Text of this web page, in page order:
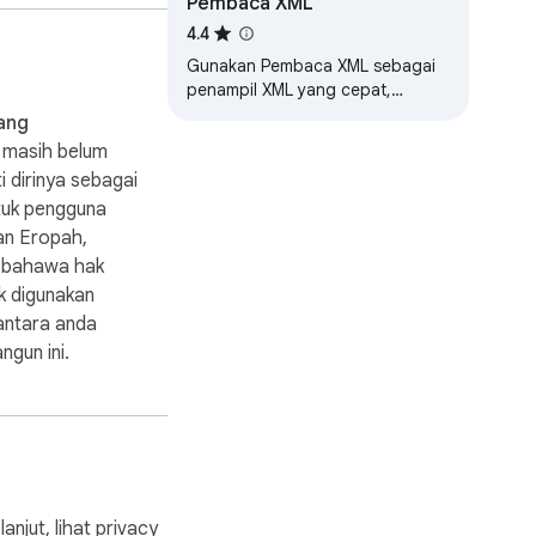
tidak
dipercayai ke
belum
dirinya sebagai
pengguna
Eropah,
hak
digunakan
anda
ini.
lihat privacy
4.4
Gunakan Pembaca XML sebagai
penampil XML yang cepat,